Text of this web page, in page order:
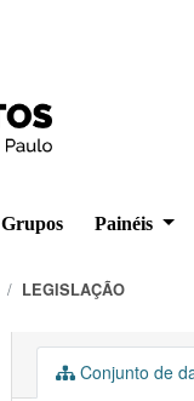
Grupos Painéis
LEGISLAÇÃO
Conjunto de